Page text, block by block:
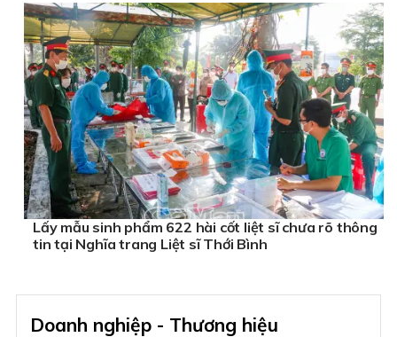
Lấy mẫu sinh phẩm 622 hài cốt liệt sĩ chưa rõ thông
tin tại Nghĩa trang Liệt sĩ Thới Bình
Doanh nghiệp - Thương hiệu